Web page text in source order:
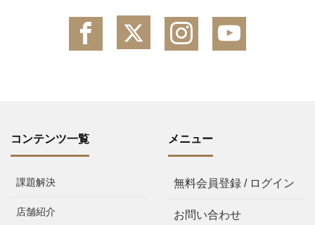
コンテンツ一覧
課題解決
店舗紹介
メニュー
無料会員登録 / ログイン
お問い合わせ